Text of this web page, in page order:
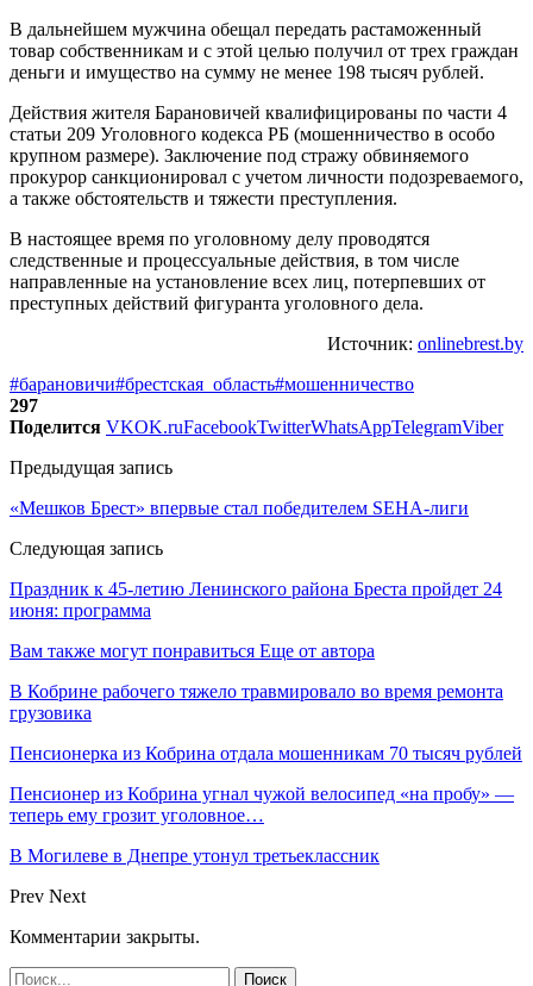
В дальнейшем мужчина обещал передать растаможенный
товар собственникам и с этой целью получил от трех граждан
деньги и имущество на сумму не менее 198 тысяч рублей.
Действия жителя Барановичей квалифицированы по части 4
статьи 209 Уголовного кодекса РБ (мошенничество в особо
крупном размере). Заключение под стражу обвиняемого
прокурор санкционировал с учетом личности подозреваемого,
а также обстоятельств и тяжести преступления.
В настоящее время по уголовному делу проводятся
следственные и процессуальные действия, в том числе
направленные на установление всех лиц, потерпевших от
преступных действий фигуранта уголовного дела.
Источник: onlinebrest.by
#барановичи#брестская_область#мошенничество
297
Поделится VKOK.ruFacebookTwitterWhatsAppTelegramViber
Предыдущая запись
«Мешков Брест» впервые стал победителем SEHA-лиги
Следующая запись
Праздник к 45-летию Ленинского района Бреста пройдет 24
июня: программа
Вам также могут понравиться Еще от автора
В Кобрине рабочего тяжело травмировало во время ремонта
грузовика
Пенсионерка из Кобрина отдала мошенникам 70 тысяч рублей
Пенсионер из Кобрина угнал чужой велосипед «на пробу» —
теперь ему грозит уголовное…
В Могилеве в Днепре утонул третьеклассник
Prev Next
Комментарии закрыты.